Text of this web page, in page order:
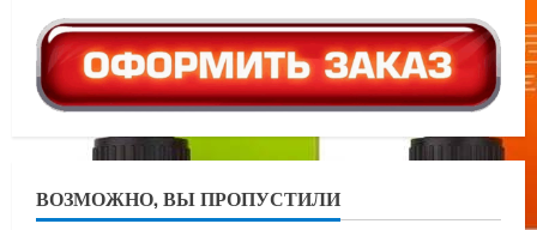
ВОЗМОЖНО, ВЫ ПРОПУСТИЛИ